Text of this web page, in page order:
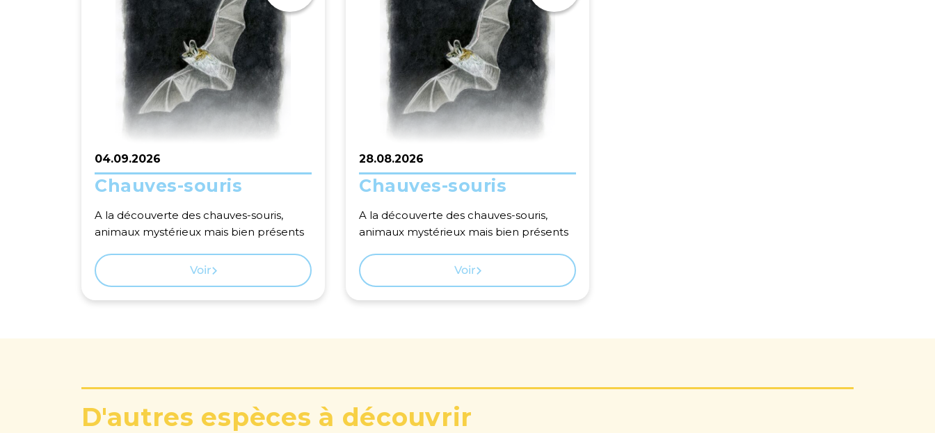
04.09.2026
Chauves-souris
A la découverte des chauves-souris,
animaux mystérieux mais bien présents
Voir
28.08.2026
Chauves-souris
A la découverte des chauves-souris,
animaux mystérieux mais bien présents
Voir
D'autres espèces à découvrir